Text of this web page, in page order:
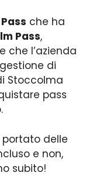
che ha
Pass,
che l’azienda
di
Stoccolma
pass
delle
e non,
subito!